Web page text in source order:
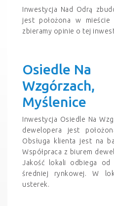
Inwestycja Nad Odrą
jest położona w mieście
zbieramy opinie o tej
Osiedle Na
Wzgórzach,
Myślenice
Inwestycja Osiedle Na
dewelopera jest
Obsługa klienta jest na
Współpraca z biurem
Jakość lokali odbiega od
średniej rynkowej. W
usterek.